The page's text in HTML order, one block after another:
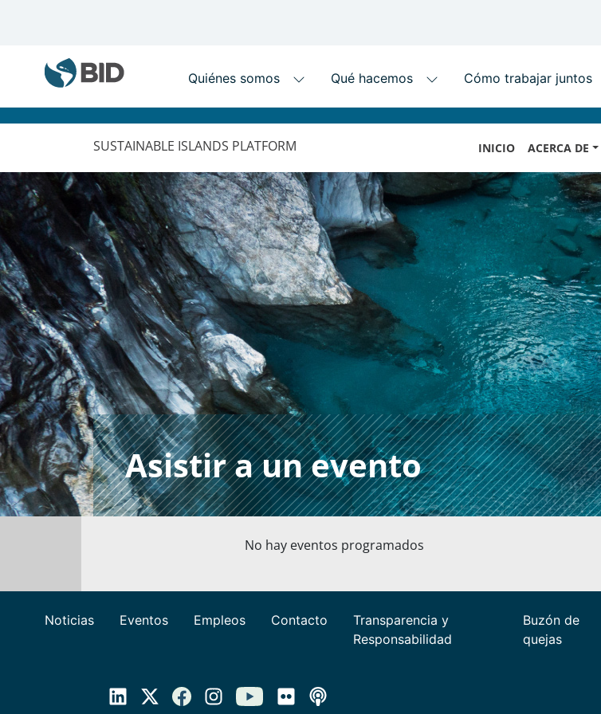
MAIN
NAVIGATION
content
SUSTAINABLE ISLANDS PLATFORM
NAVIGATION
INICIO ACERCA DE
Asistir a un evento
No hay eventos programados